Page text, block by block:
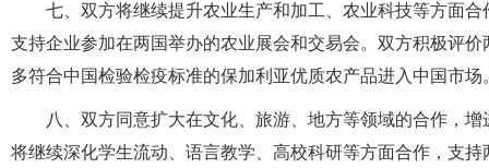
七、双方将继续提升农业生产和加工、农业科技等方面
支持企业参加在两国举办的农业展会和交易会。双方积极评
多符合中国检验检疫标准的保加利亚优质农产品进入中国市场
八、双方同意扩大在文化、旅游、地方等领域的合作，
将继续深化学生流动、语言教学、高校科研等方面合作，支